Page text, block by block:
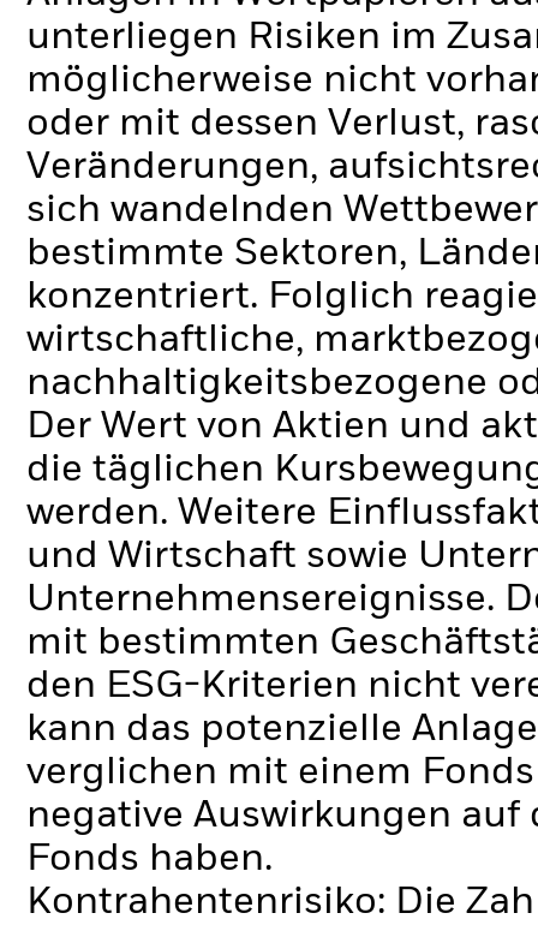
unterliegen Risiken im
möglicherweise nicht
oder mit dessen Verlust,
Veränderungen,
sich wandelnden
bestimmte Sektoren,
konzentriert. Folglich
wirtschaftliche,
nachhaltigkeitsbezogene
Der Wert von Aktien und
die täglichen
werden. Weitere
und Wirtschaft sowie
Unternehmensereignisse.
mit bestimmten
den ESG-Kriterien nicht
kann das potenzielle
verglichen mit einem
negative Auswirkungen
Fonds haben.
Kontrahentenrisiko: Die